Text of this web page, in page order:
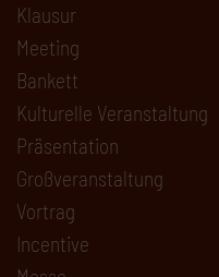
Klausur
Meeting
Bankett
Kulturelle Veranstaltung
Präsentation
Großveranstaltung
Vortrag
Incentive